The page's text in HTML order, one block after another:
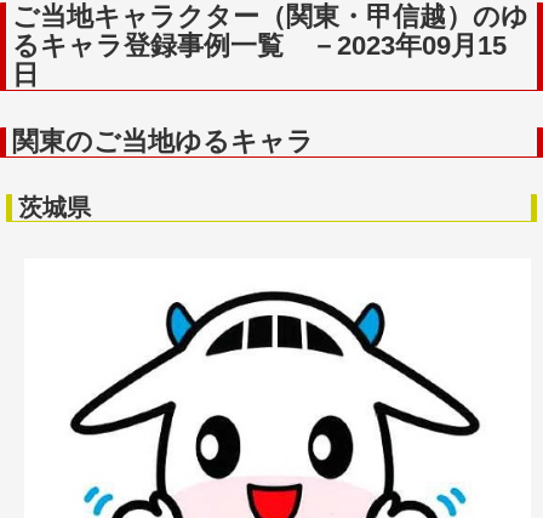
ご当地キャラクター（関東・甲信越）のゆ
るキャラ登録事例一覧 －2023年09月15
日
関東のご当地ゆるキャラ
茨城県